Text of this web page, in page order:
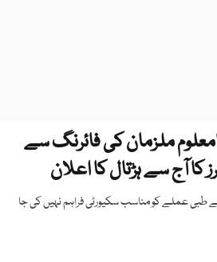
ملزمان کی فائرنگ سے
کا آج سے ہڑتال کا اعلان
طبی عملے کو مناسب سکیورٹی فراہم نہیں کی جا